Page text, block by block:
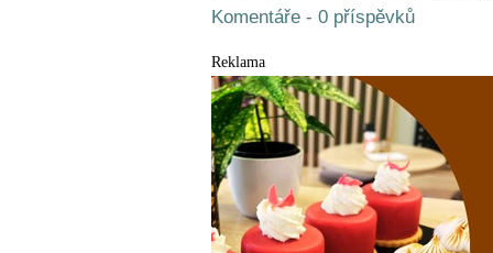
Komentáře - 0 příspěvků
Reklama